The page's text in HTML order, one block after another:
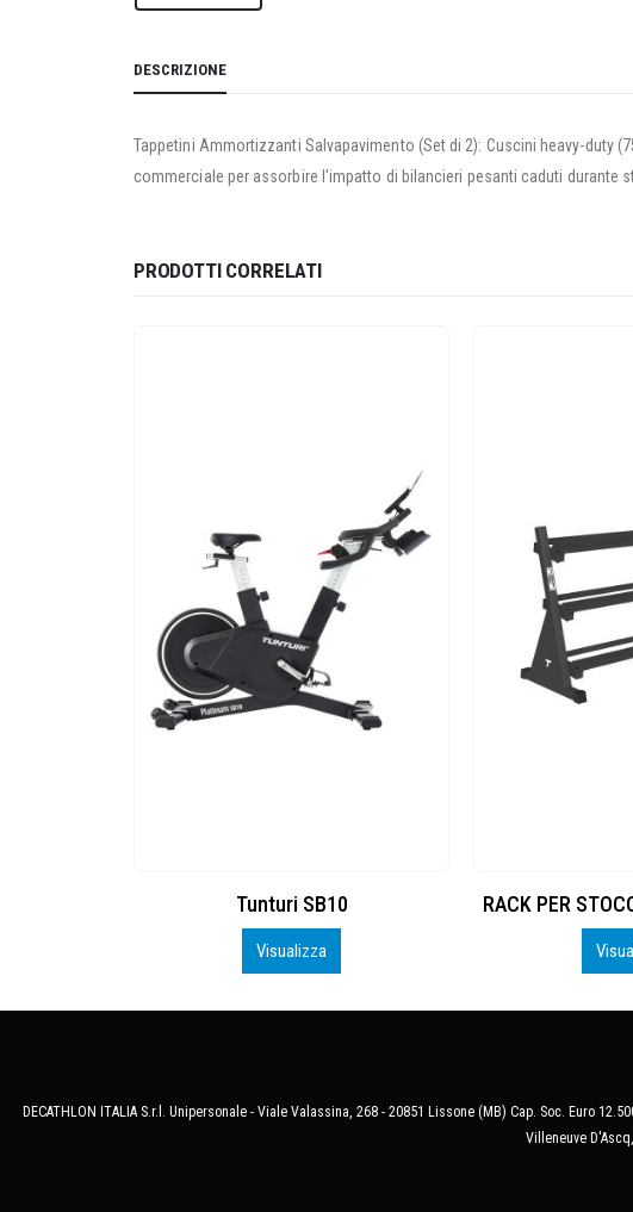
DESCRIZIONE
Tappetini Ammortizzanti Salvapavimento (Set di 2): Cuscini heavy-duty
commerciale per assorbire l’impatto di bilancieri pesanti caduti
PRODOTTI CORRELATI
Tunturi SB10
Visualizza
RACK PER
DECATHLON ITALIA S.r.l. Unipersonale - Viale Valassina, 268 - 20851 Lissone (MB) Cap. Soc. Euro
Villeneuve